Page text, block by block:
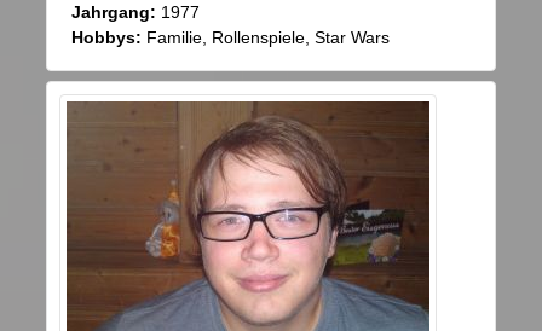
Jahrgang: 1977
Hobbys: Familie, Rollenspiele, Star Wars